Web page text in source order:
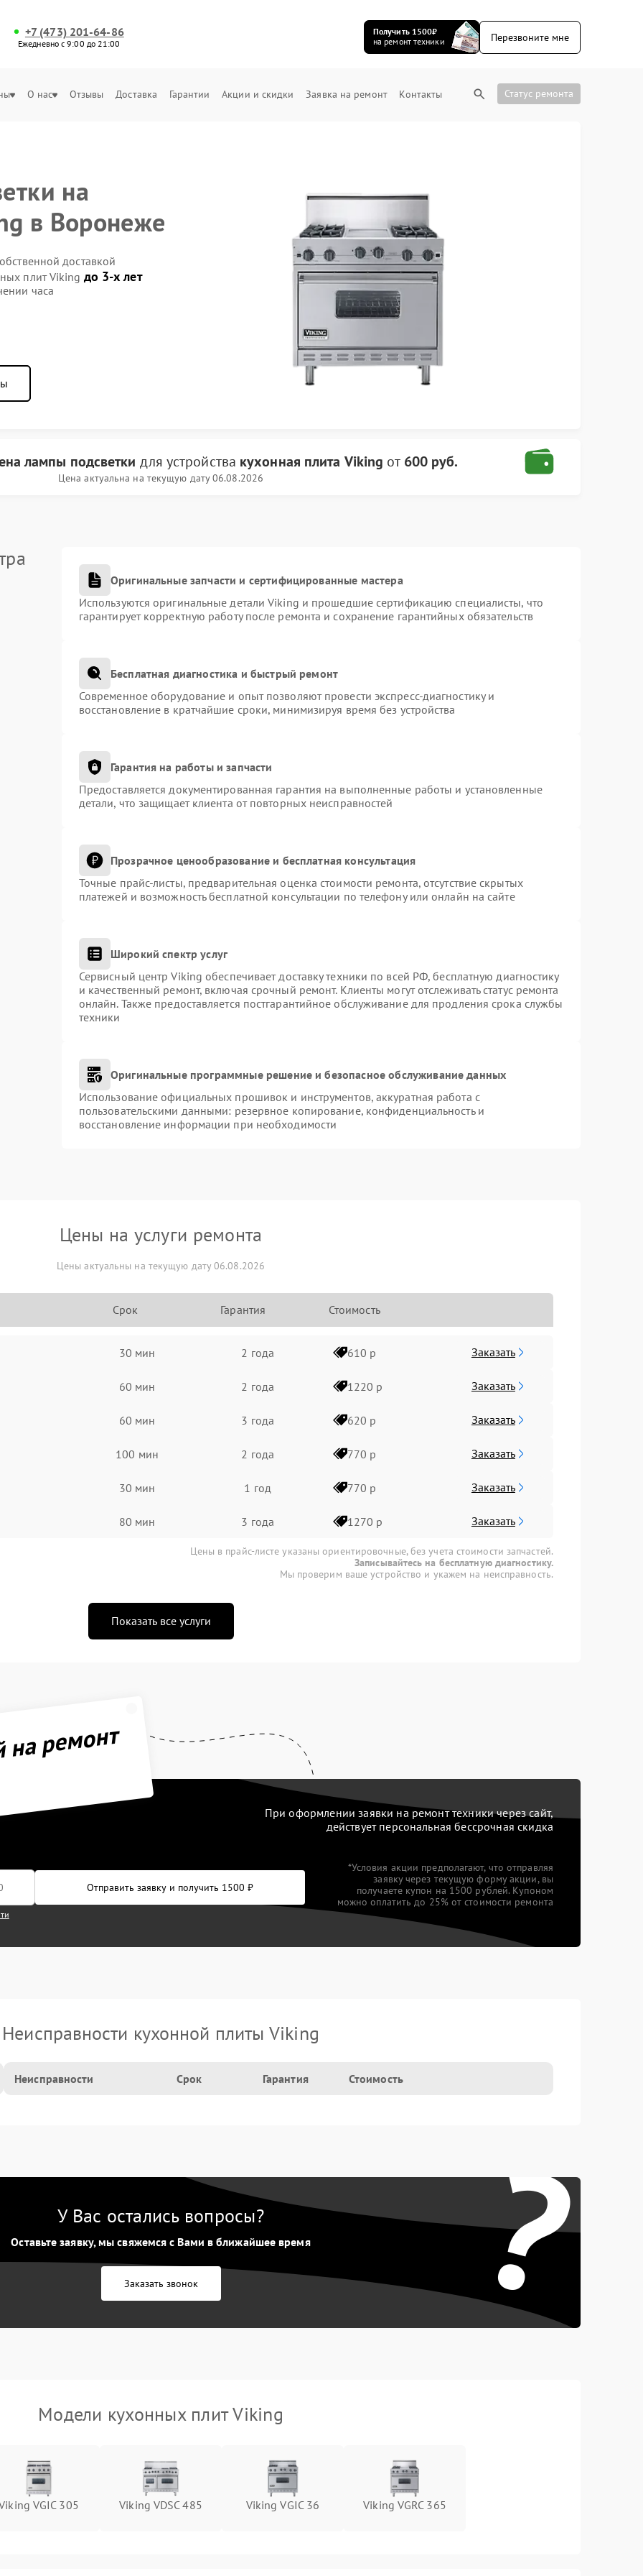
+7 (473) 201-64-86
Ежедневно с 9:00 до 21:00
Получить 1500₽
на ремонт техники
Перезвоните мне
О нас Отзывы Доставка Гарантии Акции и скидки Заявка на ремонт Контакты Статус ремонта
на
в Воронеже
доставкой
плит Viking до 3-х лет
часа
лампы подсветки для устройства кухонная плита Viking от 600 руб.
Цена актуальна на текущую дату 06.08.2026
Оригинальные запчасти и сертифицированные мастера
Используются оригинальные детали Viking и прошедшие сертификацию специалисты, что
гарантирует корректную работу после ремонта и сохранение гарантийных обязательств
Бесплатная диагностика и быстрый ремонт
Современное оборудование и опыт позволяют провести экспресс-диагностику и
восстановление в кратчайшие сроки, минимизируя время без устройства
Гарантия на работы и запчасти
Предоставляется документированная гарантия на выполненные работы и установленные
детали, что защищает клиента от повторных неисправностей
Прозрачное ценообразование и бесплатная консультация
Точные прайс-листы, предварительная оценка стоимости ремонта, отсутствие скрытых
платежей и возможность бесплатной консультации по телефону или онлайн на сайте
Широкий спектр услуг
Сервисный центр Viking обеспечивает доставку техники по всей РФ, бесплатную диагностику
и качественный ремонт, включая срочный ремонт. Клиенты могут отслеживать статус ремонта
онлайн. Также предоставляется постгарантийное обслуживание для продления срока службы
техники
Оригинальные программные решение и безопасное обслуживание данных
Использование официальных прошивок и инструментов, аккуратная работа с
пользовательскими данными: резервное копирование, конфиденциальность и
восстановление информации при необходимости
Цены на услуги ремонта
Цены актуальны на текущую дату 06.08.2026
Срок Гарантия Стоимость
30 мин 2 года 610 р Заказать
60 мин 2 года 1220 р Заказать
60 мин 3 года 620 р Заказать
100 мин 2 года 770 р Заказать
30 мин 1 год 770 р Заказать
80 мин 3 года 1270 р Заказать
Цены в прайс-листе указаны ориентировочные, без учета стоимости запчастей.
Записывайтесь на бесплатную диагностику.
Мы проверим ваше устройство и укажем на неисправность.
Показать все услуги
ремонт
При оформлении заявки на ремонт техники через сайт,
действует персональная бессрочная скидка
Отправить заявку и получить 1500 ₽
*Условия акции предполагают, что отправляя
заявку через текущую форму акции, вы
получаете купон на 1500 рублей. Купоном
можно оплатить до 25% от стоимости ремонта
Неисправности кухонной плиты Viking
Неисправности Срок Гарантия Стоимость
?
У Вас остались вопросы?
Оставьте заявку, мы свяжемся с Вами в ближайшее время
Заказать звонок
Модели кухонных плит Viking
VGIC 305 Viking VDSC 485 Viking VGIC 36 Viking VGRC 365